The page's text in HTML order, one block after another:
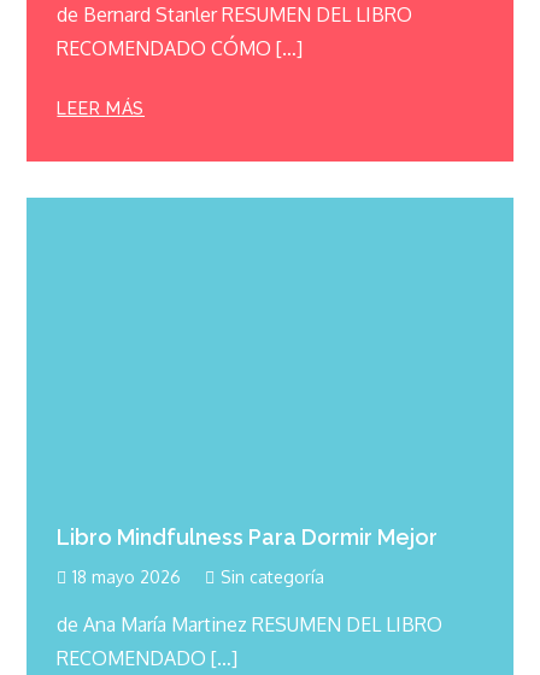
de Bernard Stanler RESUMEN DEL LIBRO
RECOMENDADO CÓMO […]
LEER MÁS
Libro Mindfulness Para Dormir Mejor
18 mayo 2026 Sin categoría
de Ana María Martinez RESUMEN DEL LIBRO
RECOMENDADO […]